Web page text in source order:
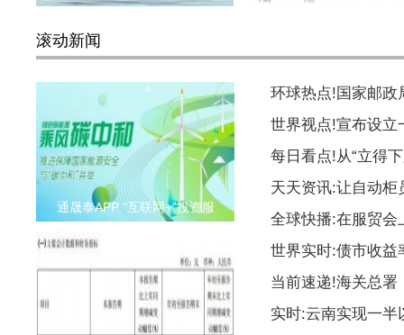
滚动新闻
通晟泰APP “互联网+”投资服
环球热点!国家邮政
世界视点!宣布设立
每日看点!从“立得
天天资讯:让自动柜
全球快播:在服贸会
世界实时:债市收益
当前速递!海关总署
实时:云南实现一半